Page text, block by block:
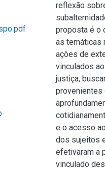
reflexão
proposta é o
as temáticas
ações de
vinculados
justiça,
provenientes
e o acesso
dos sujeitos
efetivaram a
vinculado